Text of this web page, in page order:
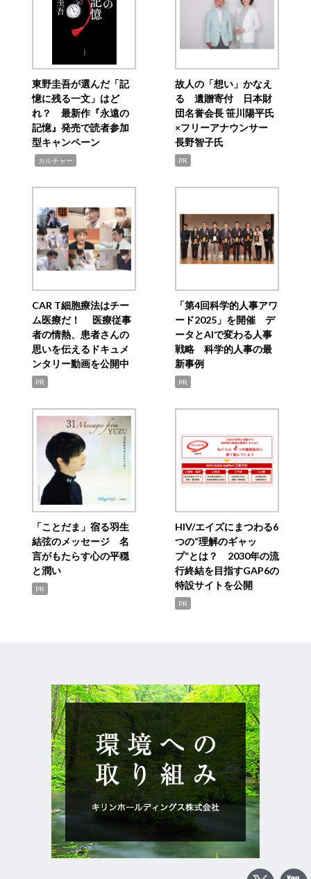
東野圭吾が選んだ「記
憶に残る一文」はど
れ？ 最新作『永遠の
記憶』発売で読者参加
型キャンペーン
カルチャー
故人の「想い」かなえ
る 遺贈寄付 日本財
団名誉会長 笹川陽平氏
×フリーアナウンサー
長野智子氏
PR
CAR T細胞療法はチー
ム医療だ！ 医療従事
者の情熱、患者さんの
思いを伝えるドキュメ
ンタリー動画を公開中
PR
「第4回科学的人事アワ
ード2025」を開催 デ
ータとAIで変わる人事
戦略 科学的人事の最
新事例
PR
「ことだま」宿る羽生
結弦のメッセージ 名
言がもたらす心の平穏
と潤い
PR
HIV/エイズにまつわる6
つの“理解のギャッ
プ”とは？ 2030年の流
行終結を目指すGAP6の
特設サイトを公開
PR